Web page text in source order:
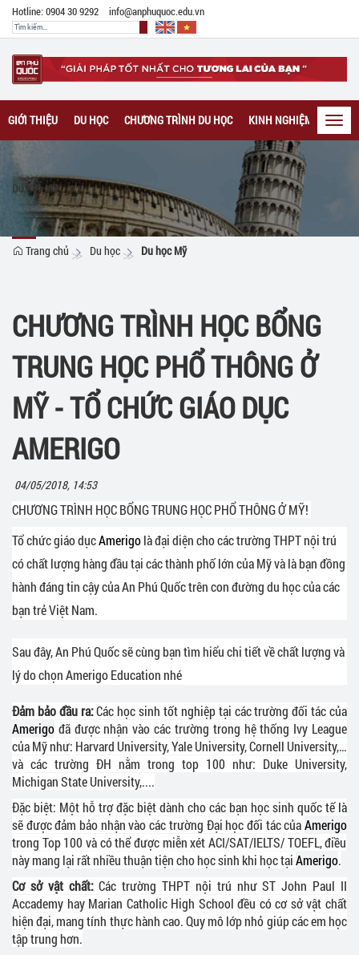
Hotline: 0904 30 9292 info@anphuquoc.edu.vn
GIỚI THIỆU DU HỌC CHƯƠNG TRÌNH DU HỌC KINH NGHIỆM DU HỌC
Du học Mỹ
Trang chủ Du học Du học Mỹ
CHƯƠNG TRÌNH HỌC BỔNG
TRUNG HỌC PHỔ THÔNG Ở
MỸ - TỔ CHỨC GIÁO DỤC
AMERIGO
04/05/2018, 14:53
CHƯƠNG TRÌNH HỌC BỔNG TRUNG HỌC PHỔ THÔNG Ở MỸ!
Tổ chức giáo dụcAmerigolà đại diện cho các trường THPT nội trú
có chất lượng hàng đầu tại các thành phố lớn của Mỹ và là bạn đồng
hành đáng tin cậy của An Phú Quốc trên con đường du học của các
bạn trẻ Việt Nam.
Sau đây, An Phú Quốc sẽ cùng bạn tìm hiểu chi tiết về chất lượng và
lý do chọn Amerigo Education nhé
Đảm bảo đầu ra:Các học sinh tốt nghiệp tại các trường đối tác của
Amerigo đã được nhận vào các trường trong hệ thống Ivy League
của Mỹ như: Harvard University, Yale University, Cornell University,…
và các trường ĐH nằm trong top 100 như: Duke University,
Michigan State University,....
Đặc biệt: Một hỗ trợ đặc biệt dành cho các bạn học sinh quốc tế là
sẽ được đảm bảo nhận vào các trường Đại học đối tác củaAmerigo
trong Top 100 và có thể được miễn xét ACI/SAT/IELTS/ TOEFL, điều
này mang lại rất nhiều thuận tiện cho học sinh khi học tạiAmerigo.
Cơ sở vật chất:Các trường THPT nội trú như ST John Paul II
Accademy hay Marian Catholic High School đều có cơ sở vật chất
hiện đại, mang tính thực hành cao. Quy mô lớp nhỏ giúp các em học
tập trung hơn.